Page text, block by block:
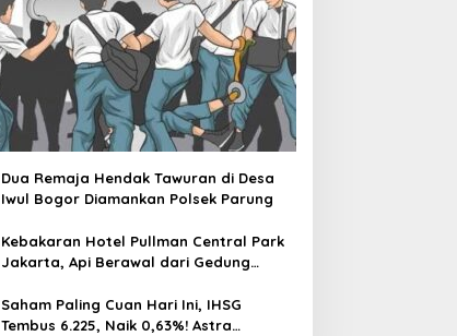
Dua Remaja Hendak Tawuran di Desa
Iwul Bogor Diamankan Polsek Parung
Kebakaran Hotel Pullman Central Park
Jakarta, Api Berawal dari Gedung
Saham Paling Cuan Hari Ini, IHSG
Tembus 6.225, Naik 0,63%! Astra